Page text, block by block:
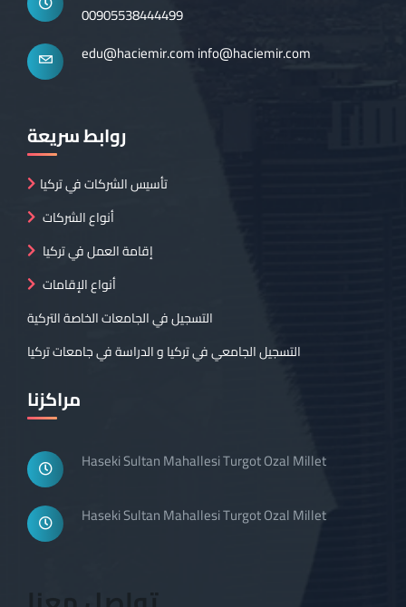
00905538444499
edu@haciemir.cominfo@haciemir.com
روابط سريعة
تأسيس الشركات في تركيا
أنواع الشركات
إقامة العمل في تركيا
أنواع الإقامات
التسجيل في الجامعات الخاصة التركية
التسجيل الجامعي في تركيا و الدراسة في جامعات تركيا
مراكزنا
Haseki Sultan Mahallesi Turgot Ozal Millet
Haseki Sultan Mahallesi Turgot Ozal Millet